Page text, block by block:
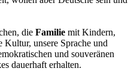
die Familie mit Kindern,
Kultur, unsere Sprache und
und souveränen
dauerhaft erhalten.